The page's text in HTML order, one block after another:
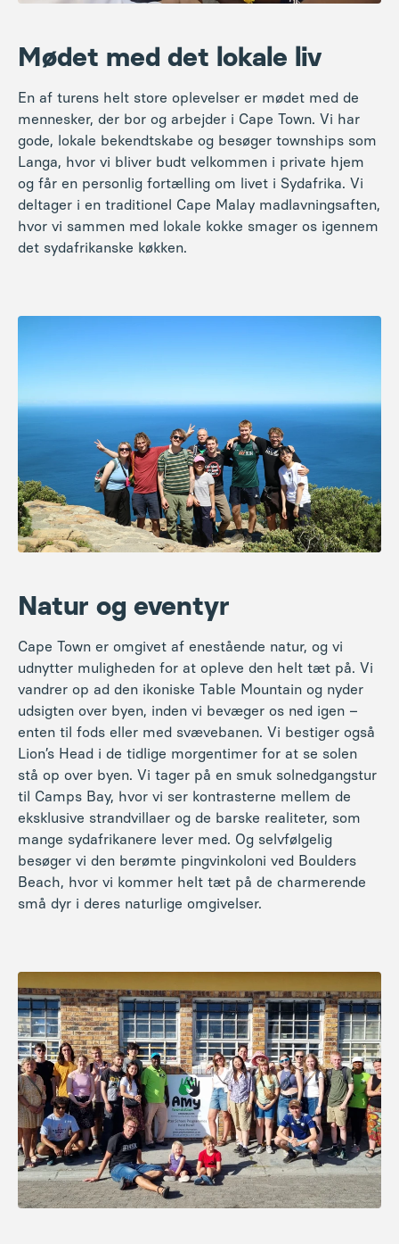
Mødet med det lokale liv
En af turens helt store oplevelser er mødet med de
mennesker, der bor og arbejder i Cape Town. Vi har
gode, lokale bekendtskabe og besøger townships som
Langa, hvor vi bliver budt velkommen i private hjem
og får en personlig fortælling om livet i Sydafrika. Vi
deltager i en traditionel Cape Malay madlavningsaften,
hvor vi sammen med lokale kokke smager os igennem
det sydafrikanske køkken.
Natur og eventyr
Cape Town er omgivet af enestående natur, og vi
udnytter muligheden for at opleve den helt tæt på. Vi
vandrer op ad den ikoniske Table Mountain og nyder
udsigten over byen, inden vi bevæger os ned igen –
enten til fods eller med svævebanen. Vi bestiger også
Lion’s Head i de tidlige morgentimer for at se solen
stå op over byen. Vi tager på en smuk solnedgangstur
til Camps Bay, hvor vi ser kontrasterne mellem de
eksklusive strandvillaer og de barske realiteter, som
mange sydafrikanere lever med. Og selvfølgelig
besøger vi den berømte pingvinkoloni ved Boulders
Beach, hvor vi kommer helt tæt på de charmerende
små dyr i deres naturlige omgivelser.